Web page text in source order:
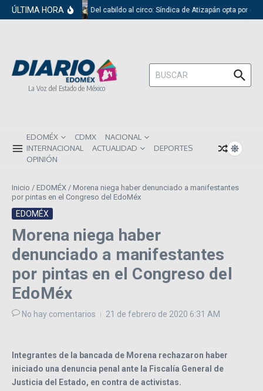
Saltar al contenido
ÚLTIMA HORA Del cabildo al circo: Síndica de Atizapán opta por el
La Voz del Estado de México
Buscar:
EDOMÉX CDMX
NACIONAL
INTERNACIONAL
ACTUALIDAD
DEPORTES
OPINIÓN
Inicio / EDOMÉX / Morena niega haber denunciado a manifestantes
por pintas en el Congreso del EdoMéx
EDOMÉX
Morena niega haber
denunciado a manifestantes
por pintas en el Congreso del
EdoMéx
No hay comentarios 21 de febrero de 2020 6:31 AM
Integrantes de la bancada de Morena rechazaron haber
iniciado una denuncia penal ante la Fiscalía General de
Justicia del Estado, en contra de activistas.